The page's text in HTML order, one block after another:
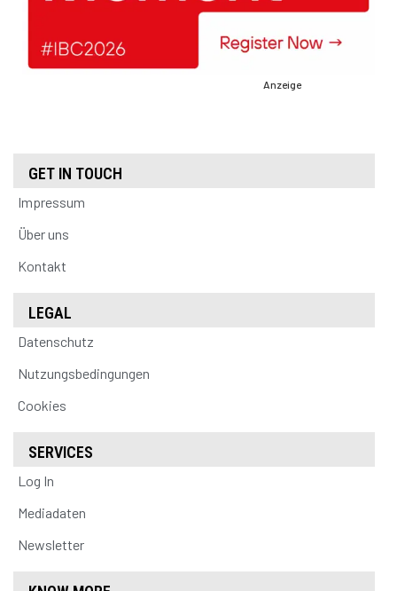
Anzeige
GET IN TOUCH
Impressum
Über uns
Kontakt
LEGAL
Datenschutz
Nutzungsbedingungen
Cookies
SERVICES
Log In
Mediadaten
Newsletter